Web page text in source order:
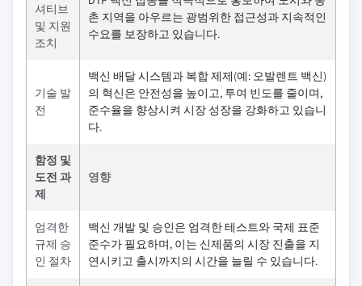
셔티브
및 지원
조치
촌 지역을 아우르는 광범위한 접근성과 지속적인
수요를 보장하고 있습니다.
기술 발
전
백신 배달 시스템과 복합 제제(예: 오발렌트 백신)
의 혁신은 안전성을 높이고, 투여 빈도를 줄이며,
준수율을 향상시켜 시장 성장을 강화하고 있습니
다.
함정 및
도전 과
제
영향
엄격한
규제 승
인 절차
백신 개발 및 승인은 엄격한 테스트와 국제 표준
준수가 필요하며, 이는 신제품의 시장 진출을 지
연시키고 출시까지의 시간을 늘릴 수 있습니다.